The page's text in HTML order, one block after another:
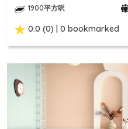
1900平方呎
0.0 (0) | 0 bookmarked